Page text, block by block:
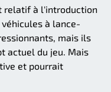
relatif à l'introduction
à lance-
mais ils
actuel du jeu. Mais
et pourrait